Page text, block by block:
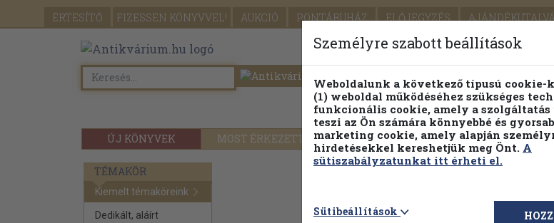
ÉRTESÍTŐ FIZESSEN KÖNYVVEL! AUKCIÓ PONTÁRUHÁZ ELŐJEGYZÉS
ÚJ KÖNYVEK MOST ÉRKEZETT PILLANATNYI ÁRAINK
Részletes kereső
TÉMAKÖR
Kiemelt témaköreink
Dedikált, aláírt
Személyre szabott beállítások
Weboldalunk a következő típusú cookie-
(1) weboldal működéséhez szükséges
funkcionális cookie, amely a
teszi az Ön számára könnyebbé és
marketing cookie, amely alapján
hirdetésekkel kereshetjük meg Önt. A
sütiszabályzatunkat itt érheti el.
Sütibeállítások